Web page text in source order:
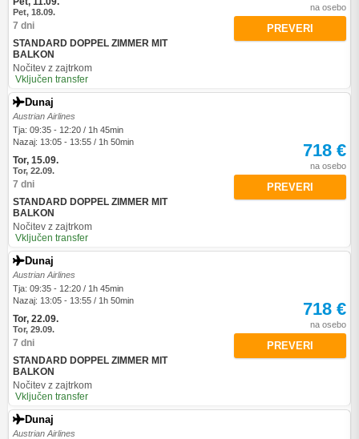
Pet, 18.09.
7 dni
STANDARD DOPPEL ZIMMER MIT
BALKON
Nočitev z zajtrkom
Vključen transfer
na osebo
PREVERI
Dunaj
Austrian Airlines
Tja: 09:35 - 12:20 / 1h 45min
Nazaj: 13:05 - 13:55 / 1h 50min
Tor, 15.09.
Tor, 22.09.
7 dni
STANDARD DOPPEL ZIMMER MIT
BALKON
Nočitev z zajtrkom
Vključen transfer
718 €
na osebo
PREVERI
Dunaj
Austrian Airlines
Tja: 09:35 - 12:20 / 1h 45min
Nazaj: 13:05 - 13:55 / 1h 50min
Tor, 22.09.
Tor, 29.09.
7 dni
STANDARD DOPPEL ZIMMER MIT
BALKON
Nočitev z zajtrkom
Vključen transfer
718 €
na osebo
PREVERI
Dunaj
Austrian Airlines